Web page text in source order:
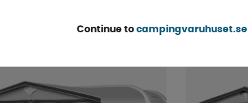
40%
Continue to campingvaruhuset.se